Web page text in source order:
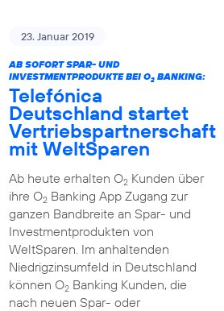
23. Januar 2019
AB SOFORT SPAR- UND
INVESTMENTPRODUKTE BEI O2BANKING:
Telefónica
Deutschland startet
Vertriebspartnerschaft
mit WeltSparen
Ab heute erhalten O2Kunden über
ihre O2Banking App Zugang zur
ganzen Bandbreite an Spar- und
Investmentprodukten von
WeltSparen. Im anhaltenden
Niedrigzinsumfeld in Deutschland
können O2Banking Kunden, die
nach neuen Spar- oder